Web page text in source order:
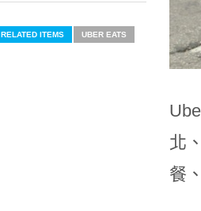
北
餐
RELATED ITEMS UBER EATS